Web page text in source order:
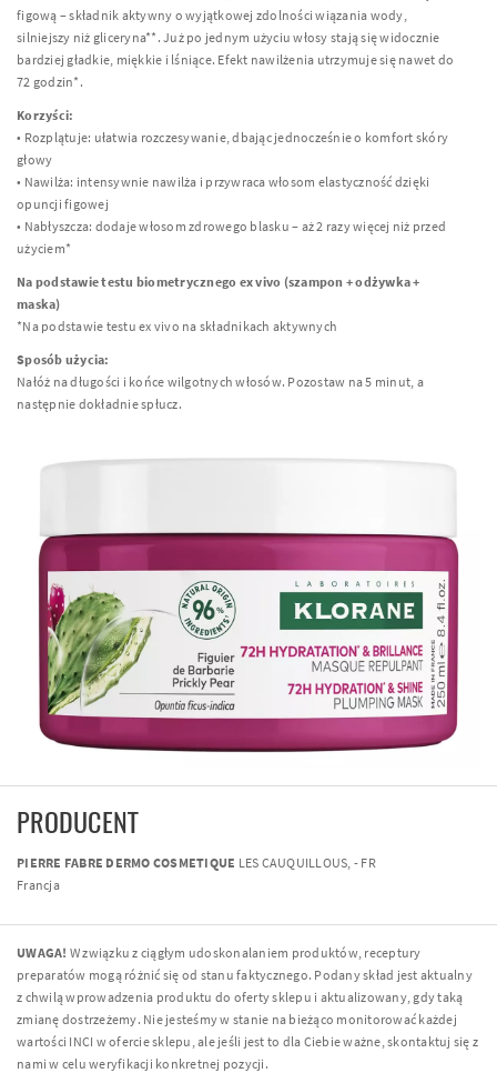
figową – składnik aktywny o wyjątkowej zdolności wiązania wody,
silniejszy niż gliceryna**. Już po jednym użyciu włosy stają się widocznie
bardziej gładkie, miękkie i lśniące. Efekt nawilżenia utrzymuje się nawet do
72 godzin*.
Korzyści:
• Rozplątuje: ułatwia rozczesywanie, dbając jednocześnie o komfort skóry
głowy
• Nawilża: intensywnie nawilża i przywraca włosom elastyczność dzięki
opuncji figowej
• Nabłyszcza: dodaje włosom zdrowego blasku – aż 2 razy więcej niż przed
użyciem*
Na podstawie testu biometrycznego ex vivo (szampon + odżywka +
maska)
*Na podstawie testu ex vivo na składnikach aktywnych
Sposób użycia:
Nałóż na długości i końce wilgotnych włosów. Pozostaw na 5 minut, a
następnie dokładnie spłucz.
PRODUCENT
PIERRE FABRE DERMO COSMETIQUE LES CAUQUILLOUS, - FR
Francja
UWAGA! W związku z ciągłym udoskonalaniem produktów, receptury
preparatów mogą różnić się od stanu faktycznego. Podany skład jest aktualny
z chwilą wprowadzenia produktu do oferty sklepu i aktualizowany, gdy taką
zmianę dostrzeżemy. Nie jesteśmy w stanie na bieżąco monitorować każdej
wartości INCI w ofercie sklepu, ale jeśli jest to dla Ciebie ważne, skontaktuj się z
nami w celu weryfikacji konkretnej pozycji.